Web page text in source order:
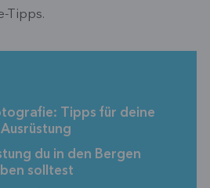
Tipps.
Tipps für deine
du in den Bergen
solltest